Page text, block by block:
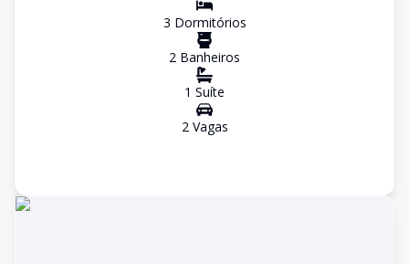
3 Dormitórios
2 Banheiros
1 Suíte
2Vagas